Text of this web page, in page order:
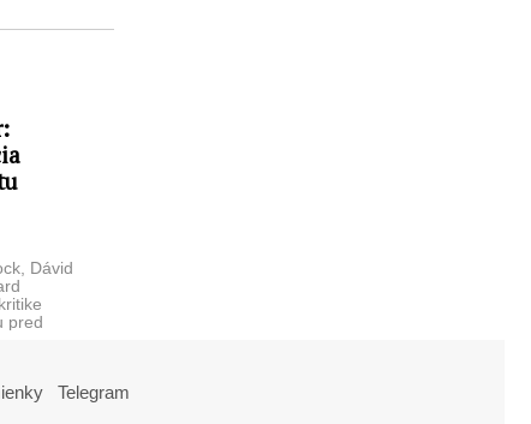
Dávid
pred
Telegram